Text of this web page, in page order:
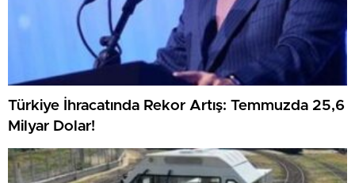
Türkiye İhracatında Rekor Artış: Temmuzda 25,6
Milyar Dolar!